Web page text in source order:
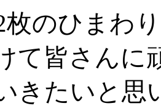
枚のひまわ
て皆さんに
きたいと思